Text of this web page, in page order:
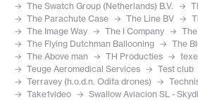
The Swatch Group (Netherlands) B.V.
The Parachute Case
The Line BV
The Image Way
The I Company
The Flying Dutchman Ballooning
The
The Above man
TH Producties
Teuge Aeromedical Services
Test club
Terravey (h.o.d.n. Odifa drones)
Take1video
Swallow Aviacion SL -